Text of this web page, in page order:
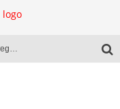
El libro en la mira de la desregulación